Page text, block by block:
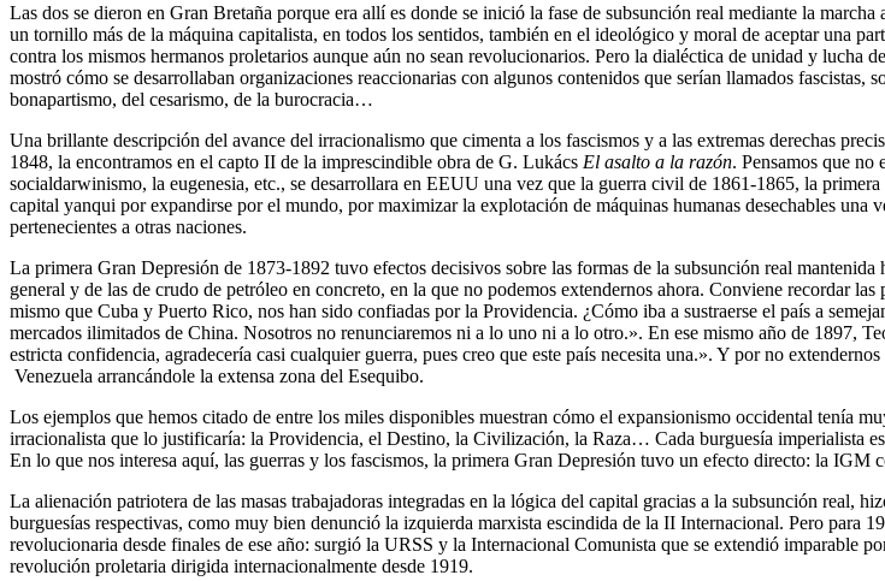
Las dos se dieron en Gran Bretaña porque era allí es donde se inició la fase de subsunción real mediante la
un tornillo más de la máquina capitalista, en todos los sentidos, también en el ideológico y moral de aceptar una
contra los mismos hermanos proletarios aunque aún no sean revolucionarios. Pero la dialéctica de unidad y lucha
mostró cómo se desarrollaban organizaciones reaccionarias con algunos contenidos que serían llamados
bonapartismo, del cesarismo, de la burocracia…
Una brillante descripción del avance del irracionalismo que cimenta a los fascismos y a las extremas derechas
1848, la encontramos en el capto II de la imprescindible obra de G. Lukács El asalto a la razón. Pensamos que no
socialdarwinismo, la eugenesia, etc., se desarrollara en EEUU una vez que la guerra civil de 1861-1865, la
capital yanqui por expandirse por el mundo, por maximizar la explotación de máquinas humanas desechables
pertenecientes a otras naciones.
La primera Gran Depresión de 1873-1892 tuvo efectos decisivos sobre las formas de la subsunción real
general y de las de crudo de petróleo en concreto, en la que no podemos extendernos ahora. Conviene recordar
mismo que Cuba y Puerto Rico, nos han sido confiadas por la Providencia. ¿Cómo iba a sustraerse el país a
mercados ilimitados de China. Nosotros no renunciaremos ni a lo uno ni a lo otro.». En ese mismo año de 1897,
estricta confidencia, agradecería casi cualquier guerra, pues creo que este país necesita una.». Y por no
Venezuela arrancándole la extensa zona del Esequibo.
Los ejemplos que hemos citado de entre los miles disponibles muestran cómo el expansionismo occidental tenía
irracionalista que lo justificaría: la Providencia, el Destino, la Civilización, la Raza… Cada burguesía imperialista
En lo que nos interesa aquí, las guerras y los fascismos, la primera Gran Depresión tuvo un efecto directo: la IGM
La alienación patriotera de las masas trabajadoras integradas en la lógica del capital gracias a la subsunción real,
burguesías respectivas, como muy bien denunció la izquierda marxista escindida de la II Internacional. Pero para
revolucionaria desde finales de ese año: surgió la URSS y la Internacional Comunista que se extendió imparable
revolución proletaria dirigida internacionalmente desde 1919.